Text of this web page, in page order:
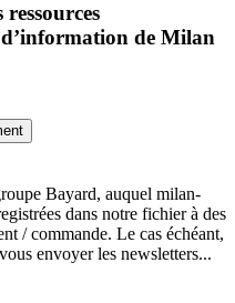
de Milan
Bayard, auquel milan-
dans notre fichier à des
/ commande. Le cas échéant,
envoyer les newsletters...